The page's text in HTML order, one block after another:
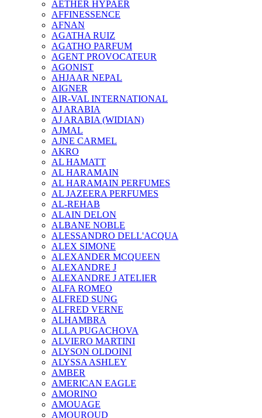
AETHER HYPAER
AFFINESSENCE
AFNAN
AGATHA RUIZ
AGATHO PARFUM
AGENT PROVOCATEUR
AGONIST
AHJAAR NEPAL
AIGNER
AIR-VAL INTERNATIONAL
AJ ARABIA
AJ ARABIA (WIDIAN)
AJMAL
AJNE CARMEL
AKRO
AL HAMATT
AL HARAMAIN
AL HARAMAIN PERFUMES
AL JAZEERA PERFUMES
AL-REHAB
ALAIN DELON
ALBANE NOBLE
ALESSANDRO DELL'ACQUA
ALEX SIMONE
ALEXANDER MCQUEEN
ALEXANDRE J
ALEXANDRE J ATELIER
ALFA ROMEO
ALFRED SUNG
ALFRED VERNE
ALHAMBRA
ALLA PUGACHOVA
ALVIERO MARTINI
ALYSON OLDOINI
ALYSSA ASHLEY
AMBER
AMERICAN EAGLE
AMORINO
AMOUAGE
AMOUROUD